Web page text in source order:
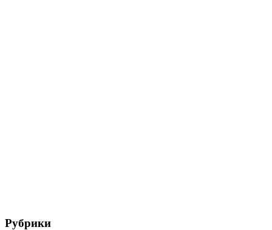
Рубрики